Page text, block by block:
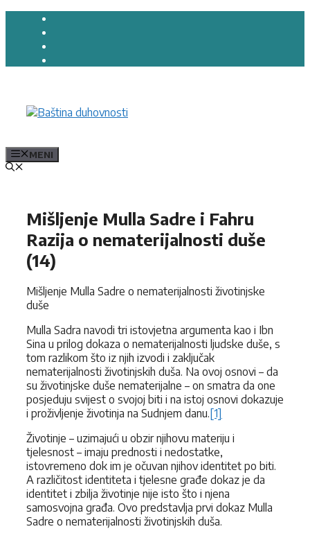
Preskoči
MENI
Mišljenje Mulla Sadre i Fahru
Razija o nematerijalnosti duše
(14)
Mišljenje Mulla Sadre o nematerijalnosti životinjske
duše
Mulla Sadra navodi tri istovjetna argumenta kao i Ibn
Sina u prilog dokaza o nematerijalnosti ljudske duše, s
tom razlikom što iz njih izvodi i zaključak
nematerijalnosti životinjskih duša. Na ovoj osnovi – da
su životinjske duše nematerijalne – on smatra da one
posjeduju svijest o svojoj biti i na istoj osnovi dokazuje
i proživljenje životinja na Sudnjem danu.[1]
Životinje – uzimajući u obzir njihovu materiju i
tjelesnost – imaju prednosti i nedostatke,
istovremeno dok im je očuvan njihov identitet po biti.
A različitost identiteta i tjelesne građe dokaz je da
identitet i zbilja životinje nije isto što i njena
samosvojna građa. Ovo predstavlja prvi dokaz Mulla
Sadre o nematerijalnosti životinjskih duša.